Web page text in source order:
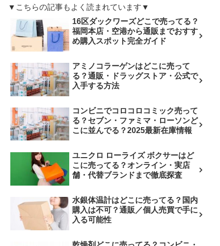
▼こちらの記事もよく読まれています▼
16区ダックワーズどこで売ってる？
福岡本店・空港から通販までおすす
め購入スポット完全ガイド
アミノコラーゲンはどこに売って
る？通販・ドラッグストア・公式で
入手する方法
コンビニでコロコロコミック売って
る？セブン・ファミマ・ローソンど
こに並んでる？2025最新在庫情報
ユニクロ ローライズ ボクサーはど
こに売ってる？オンライン・実店
舗・代替ブランドまで徹底探査
水銀体温計はどこに売ってる？国内
購入は不可？通販／個人売買で手に
入る可能性